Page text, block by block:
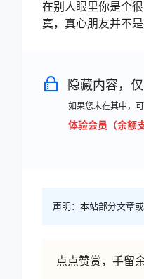
在别人眼里你是个
寞，真心朋友并不
隐藏内容，
如果您未在其中，
体验会员（余额
声明：本站部分文章
点点赞赏，手留